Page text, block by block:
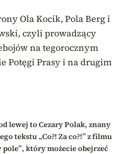
Ola Kocik, Pola Berg i
czyli prowadzący
na tegorocznym
Potęgi Prasy i na drugim
lewej to Cezary Polak, znany
tekstu „Co?! Za co?!” z filmu
który możecie obejrzeć